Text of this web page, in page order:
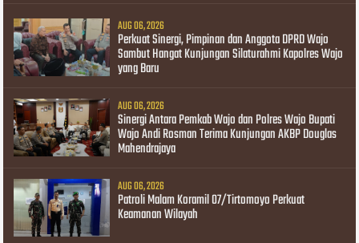
AUG 06, 2026
Perkuat Sinergi, Pimpinan dan Anggota DPRD Wajo
Sambut Hangat Kunjungan Silaturahmi Kapolres Wajo
yang Baru
AUG 06, 2026
Sinergi Antara Pemkab Wajo dan Polres Wajo Bupati
Wajo Andi Rosman Terima Kunjungan AKBP Douglas
Mahendrajaya
AUG 06, 2026
Patroli Malam Koramil 07/Tirtomoyo Perkuat
Keamanan Wilayah